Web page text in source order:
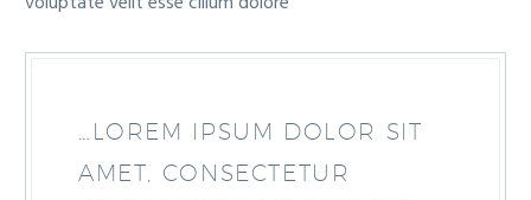
…LOREM IPSUM DOLOR SIT
AMET, CONSECTETUR